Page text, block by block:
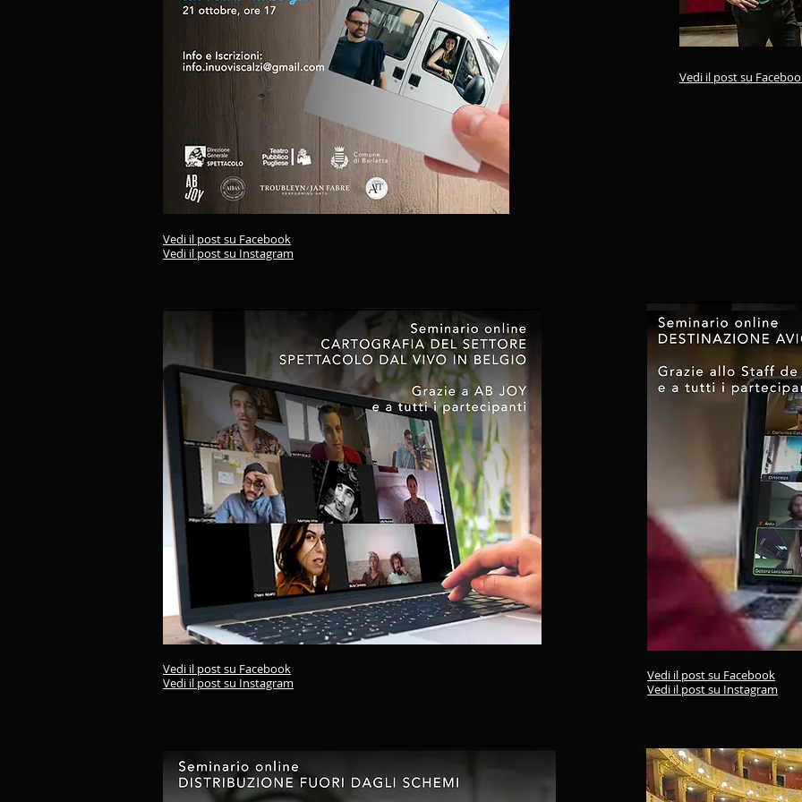
Vedi il post su Facebook
Vedi il post su Instagram
Vedi il post su Facebook
Vedi il post su Instagram
Vedi il post su
Vedi il post su Facebook
Vedi il post su Instagram